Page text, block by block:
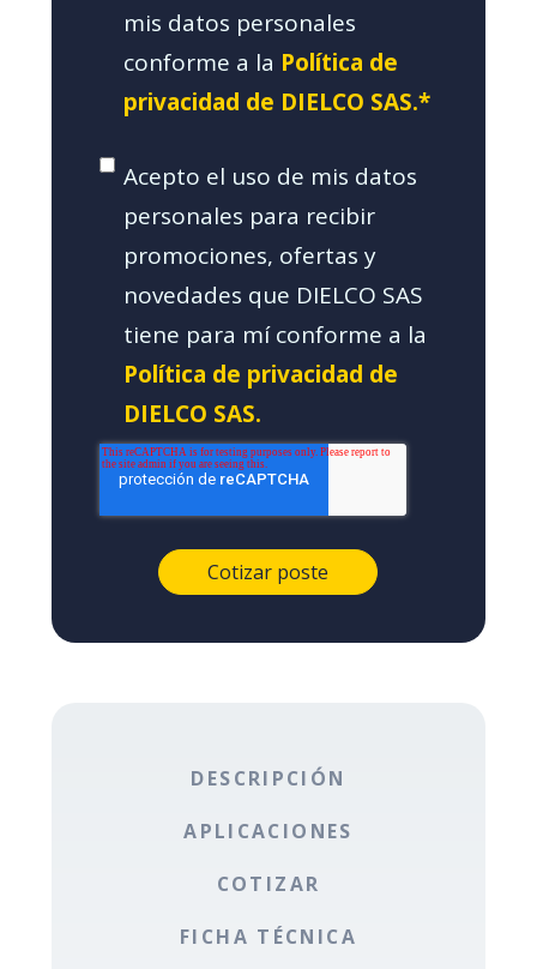
mis datos personales
conforme a la Política de
privacidad de DIELCO SAS.*
Acepto el uso de mis datos
personales para recibir
promociones, ofertas y
novedades que DIELCO SAS
tiene para mí conforme a la
Política de privacidad de
DIELCO SAS.
DESCRIPCIÓN
APLICACIONES
COTIZAR
FICHA TÉCNICA